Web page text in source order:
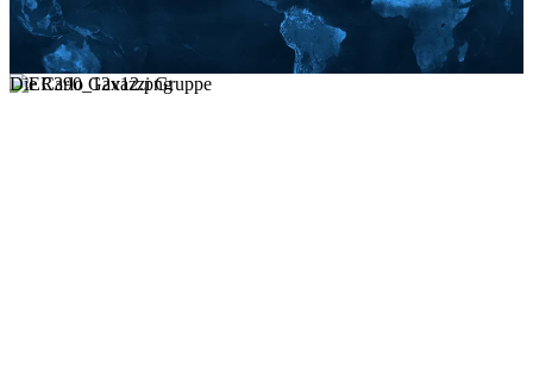
Die Carlo Gavazzi Gruppe